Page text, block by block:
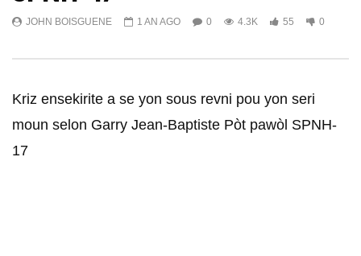
JOHN BOISGUENE 1 AN AGO 0 4.3K 55 0
Kriz ensekirite a se yon sous revni pou yon seri
moun selon Garry Jean-Baptiste Pòt pawòl SPNH-
17